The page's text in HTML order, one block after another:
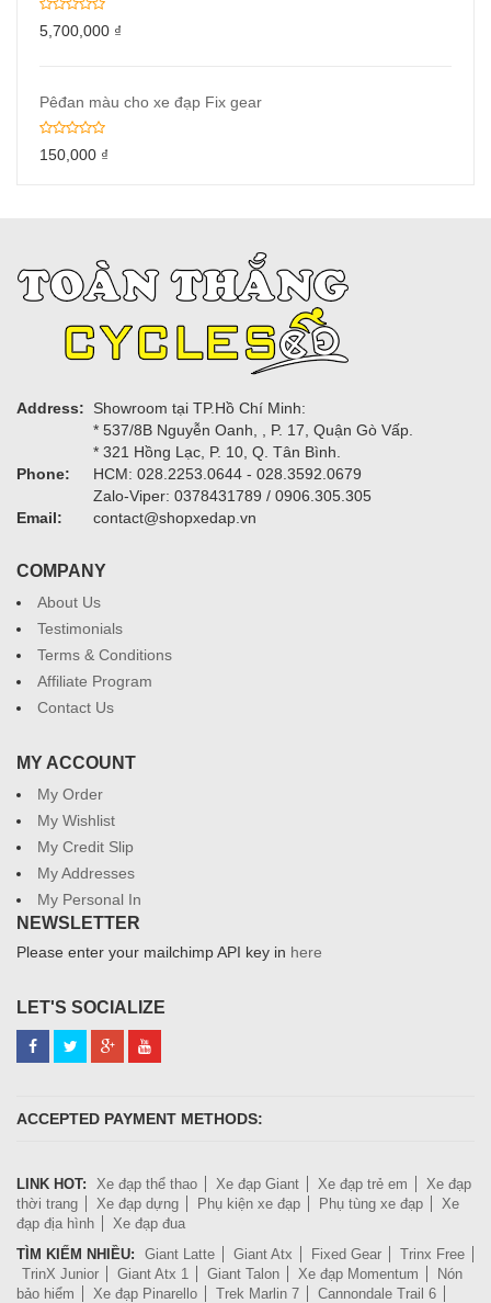
5,700,000 ₫
Pêđan màu cho xe đạp Fix gear
150,000 ₫
Address:
Showroom tại TP.Hồ Chí Minh:
* 537/8B Nguyễn Oanh, , P. 17, Quận Gò Vấp.
* 321 Hồng Lạc, P. 10, Q. Tân Bình.
Phone:
HCM: 028.2253.0644 - 028.3592.0679
Zalo-Viper: 0378431789 / 0906.305.305
Email:
contact@shopxedap.vn
COMPANY
About Us
Testimonials
Terms & Conditions
Affiliate Program
Contact Us
MY ACCOUNT
My Order
My Wishlist
My Credit Slip
My Addresses
My Personal In
NEWSLETTER
Please enter your mailchimp API key in here
LET'S SOCIALIZE
ACCEPTED PAYMENT METHODS:
LINK HOT: Xe đạp thể thao Xe đạp Giant Xe đạp trẻ em
Xe đạp
thời trang
Xe đạp dựng Phụ kiện xe đạp Phụ tùng xe đạp
Xe
đạp địa hình
Xe đạp đua
TÌM KIẾM NHIỀU:
Giant Latte Giant Atx Fixed Gear
Trinx Free
TrinX Junior
Giant Atx 1 Giant Talon Xe đạp Momentum
Nón
bảo hiểm
Xe đạp Pinarello Trek Marlin 7 Cannondale Trail 6